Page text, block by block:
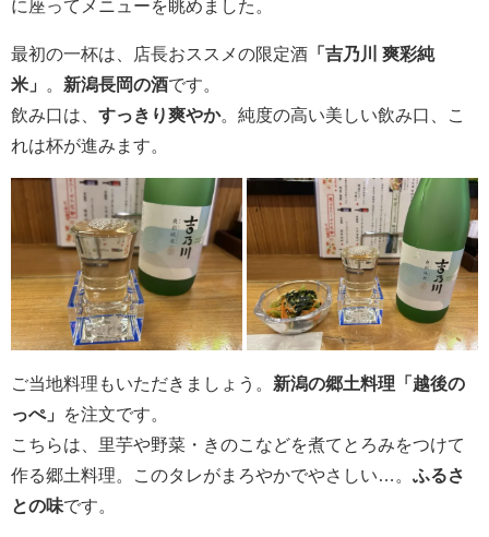
に座ってメニューを眺めました。
最初の一杯は、店長おススメの限定酒 「吉乃川 爽彩純
米」
新潟長岡の酒です。
飲み口は、 すっきり爽やか。純度の高い美しい飲み口、こ
れは杯が進みます。
ご当地料理もいただきましょう。 新潟の郷土料理「越後の
っぺ」
を注文です。
こちらは、里芋や野菜・きのこなどを煮てとろみをつけて
作る郷土料理。このタレがまろやかでやさしい…。 ふるさ
との味です。